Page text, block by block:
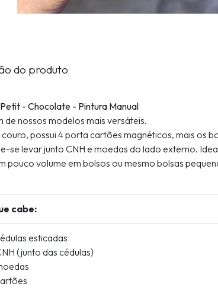
do produto
- Chocolate - Pintura Manual
de nossos modelos mais versáteis.
couro, possui 4 porta cartões magnéticos, mais os
se levar junto CNH e moedas do lado externo.
pouco volume em bolsos ou mesmo bolsas
cabe:
esticadas
(junto das cédulas)